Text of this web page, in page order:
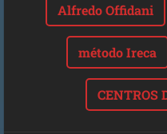
Alfredo Offidani
método Ireca
CENTROS